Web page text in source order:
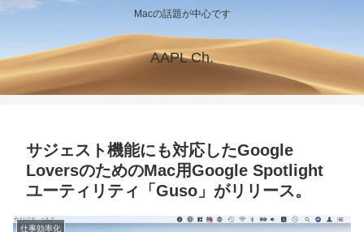
Macの話題が中心です
AAPL Ch.
サジェスト機能にも対応したGoogle
LoversのためのMac用Google Spotlight
ユーティリティ「Guso」がリリース。
仕事効率化